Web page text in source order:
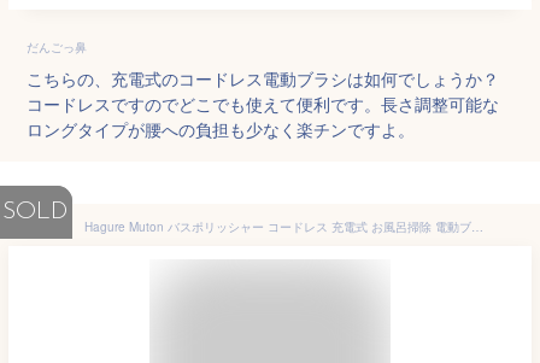
だんごっ鼻
こちらの、充電式のコードレス電動ブラシは如何でしょうか？
コードレスですのでどこでも使えて便利です。長さ調整可能な
ロングタイプが腰への負担も少なく楽チンですよ。
SOLD
Hagure Muton バスポリッシャー コードレス 充電式 お風呂掃除 電動ブラシ 3段階角度調節可能 2段階長さ伸縮可能 電池 IPX6防水 四つ取り替えブラシ付き トイレ掃除 床 窓 おふろ 玄関の掃除 年末掃除